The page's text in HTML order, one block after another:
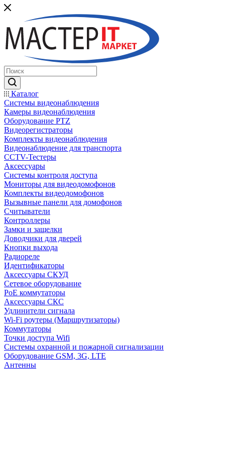
Каталог
Системы видеонаблюдения
Камеры видеонаблюдения
Оборудование PTZ
Видеорегистраторы
Комплекты видеонаблюдения
Видеонаблюдение для транспорта
CCTV-Тестеры
Аксессуары
Системы контроля доступа
Мониторы для видеодомофонов
Комплекты видеодомофонов
Вызывные панели для домофонов
Считыватели
Контроллеры
Замки и защелки
Доводчики для дверей
Кнопки выхода
Радиореле
Идентификаторы
Аксессуары СКУД
Сетевое оборудование
PoE коммутаторы
Аксессуары СКС
Удлинители сигнала
Wi-Fi роутеры (Маршрутизаторы)
Коммутаторы
Точки доступа Wifi
Системы охранной и пожарной сигнализации
Оборудование GSM, 3G, LTE
Антенны